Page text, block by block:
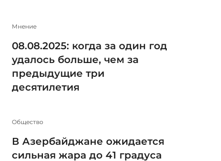
Мнение
08.08.2025: когда за один год
удалось больше, чем за
предыдущие три
десятилетия
Общество
В Азербайджане ожидается
сильная жара до 41 градуса